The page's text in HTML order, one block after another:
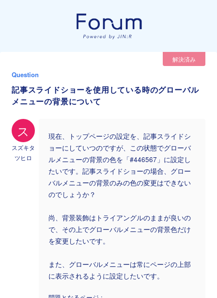
解決済み
Question
記事スライドショーを使用している時のグローバル
メニューの背景について
ス
スズキタ
ツヒロ
現在、トップページの設定を、記事スライドシ
ョーにしていつのですが、この状態でグローバ
ルメニューの背景の色を「#446567」に設定し
たいです。記事スライドショーの場合、グロー
バルメニューの背景のみの色の変更はできない
のでしょうか？
尚、背景装飾はトライアングルのままが良いの
で、その上でグローバルメニューの背景色だけ
を変更したいです。
また、グローバルメニューは常にページの上部
に表示されるように設定したいです。